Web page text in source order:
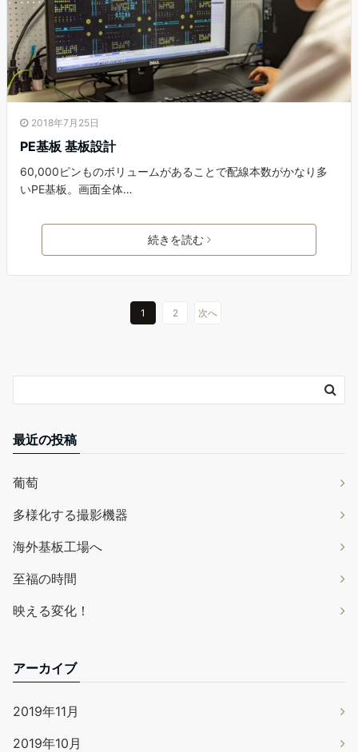
2018年7月25日
PE基板 基板設計
60,000ピンものボリュームがあることで配線本数がかなり多
いPE基板。画面全体…
続きを読む
1 2 次へ
最近の投稿
葡萄
多様化する撮影機器
海外基板工場へ
至福の時間
映える変化！
アーカイブ
2019年11月
2019年10月